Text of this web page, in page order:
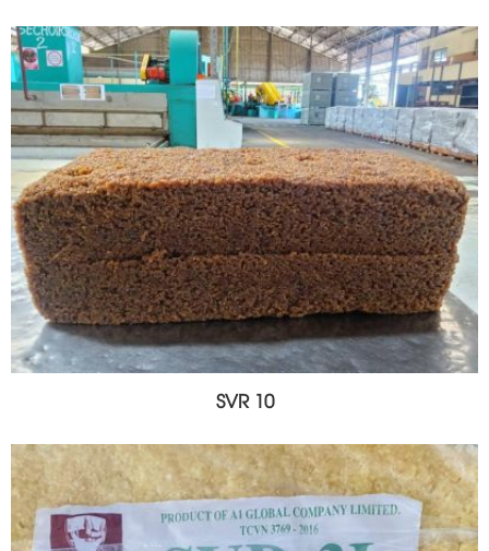
SVR 10